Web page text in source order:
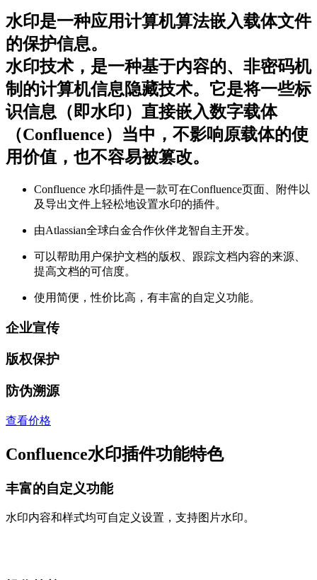
水印是一种应用计算机算法嵌入载体文件
的保护信息。
水印技术，是一种基于内容的、非密码机
制的计算机信息隐藏技术。它是将一些标
识信息（即水印）直接嵌入数字载体
（Confluence）当中，不影响原载体的使
用价值，也不容易被篡改。
Confluence 水印插件是一款可在Confluence页面、附件以
及导出文件上轻松地设置水印的插件。
由Atlassian全球白金合作伙伴龙智自主开发。
可以帮助用户保护文档的版权、跟踪文档内容的来源、
提高文档的可信度。
使用简便，性价比高，有丰富的自定义功能。
企业宣传
版权保护
防伪溯源
查看价格
Confluence水印插件功能特色
丰富的自定义功能
水印内容和样式均可自定义设置，支持图片水印。